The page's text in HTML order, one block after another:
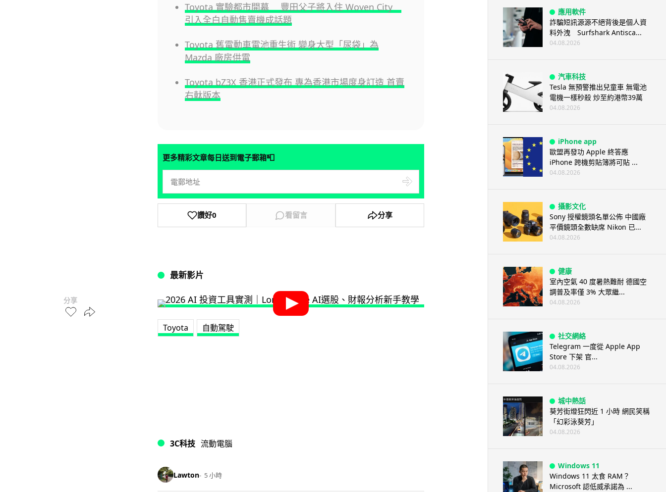
分享
Toyota 實驗都市開幕 豐田父子將入住 Woven City
引入全白自動售賣機成話題
Toyota 舊電動車電池重生術 變身大型「尿袋」為
Mazda 廠房供電
Toyota bZ3X 香港正式發布 專為香港市場度身訂造 首賣
右軚版本
更多精彩文章每日送到電子郵箱📮
讚好0 看留言 分享
最新影片
Toyota 自動駕駛
3C科技 流動電腦
Lawton 5 小時
應用軟件
詐騙短訊源源不絕背後是個人資
料外洩 Surfshark Antisca...
04.08.2026
汽車科技
Tesla 無預警推出兒童車 無電池
電機一樣秒殺 炒至約港幣39萬
04.08.2026
iPhone app
歐盟再發功 Apple 終答應
iPhone 跨機剪貼簿將可貼 ...
04.08.2026
攝影文化
Sony 授權鏡頭名單公佈 中國廠
平價鏡頭全數缺席 Nikon 已...
04.08.2026
健康
室內空氣 40 度暑熱難耐 德國空
調普及率僅 3% 大眾繼...
04.08.2026
社交網絡
Telegram 一度從 Apple App
Store 下架 官...
04.08.2026
城中熱話
葵芳街燈狂閃近 1 小時 網民笑稱
「幻彩泳葵芳」
04.08.2026
Windows 11
Windows 11 太食 RAM？
Microsoft 認低威承諾為 ...